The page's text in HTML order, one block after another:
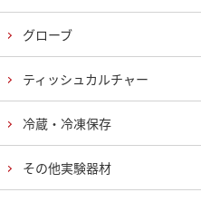
グローブ
ティッシュカルチャー
冷蔵・冷凍保存
その他実験器材